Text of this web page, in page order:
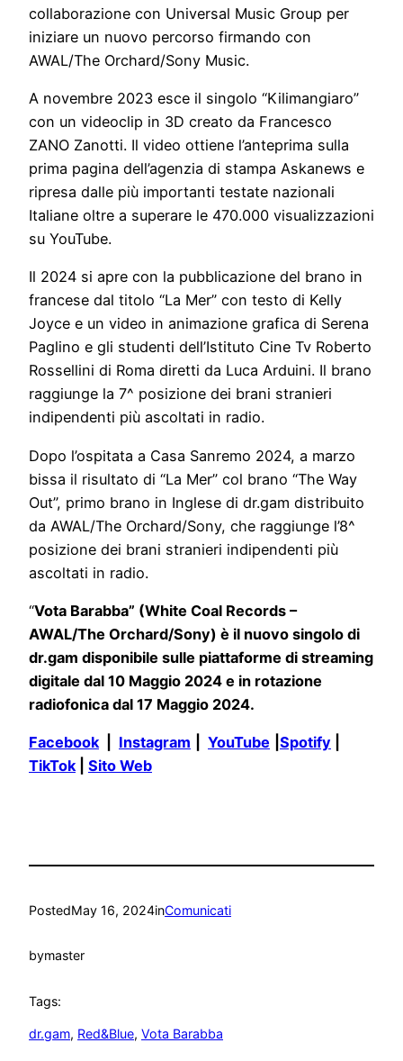
collaborazione con Universal Music Group per
iniziare un nuovo percorso firmando con
AWAL/The Orchard/Sony Music.
A novembre 2023 esce il singolo “Kilimangiaro”
con un videoclip in 3D creato da Francesco
ZANO Zanotti. Il video ottiene l’anteprima sulla
prima pagina dell’agenzia di stampa Askanews e
ripresa dalle più importanti testate nazionali
Italiane oltre a superare le 470.000 visualizzazioni
su YouTube.
Il 2024 si apre con la pubblicazione del brano in
francese dal titolo “La Mer” con testo di Kelly
Joyce e un video in animazione grafica di Serena
Paglino e gli studenti dell’Istituto Cine Tv Roberto
Rossellini di Roma diretti da Luca Arduini. Il brano
raggiunge la 7^ posizione dei brani stranieri
indipendenti più ascoltati in radio.
Dopo l’ospitata a Casa Sanremo 2024, a marzo
bissa il risultato di “La Mer” col brano “The Way
Out”, primo brano in Inglese di dr.gam distribuito
da AWAL/The Orchard/Sony, che raggiunge l’8^
posizione dei brani stranieri indipendenti più
ascoltati in radio.
“Vota Barabba” (White Coal Records –
AWAL/The Orchard/Sony) è il nuovo singolo di
dr.gam disponibile sulle piattaforme di streaming
digitale dal 10 Maggio 2024 e in rotazione
radiofonica dal 17 Maggio 2024.
Facebook Instagram YouTube Spotify
TikTok| Sito Web
PostedMay 16, 2024inComunicati
bymaster
Tags:
dr.gam, Red&Blue, Vota Barabba